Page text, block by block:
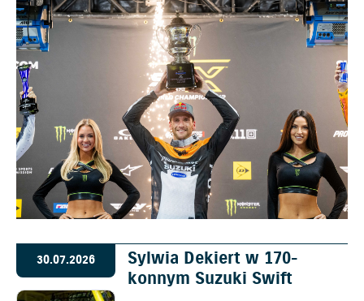
30.07.2026
Sylwia Dekiert w 170-
konnym Suzuki Swift